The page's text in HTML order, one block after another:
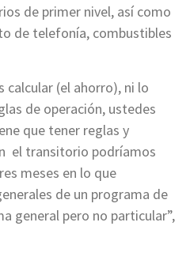
de primer nivel, así como
de telefonía, combustibles
calcular (el ahorro), ni lo
de operación, ustedes
que tener reglas y
el transitorio podríamos
meses en lo que
de un programa de
general pero no particular”,